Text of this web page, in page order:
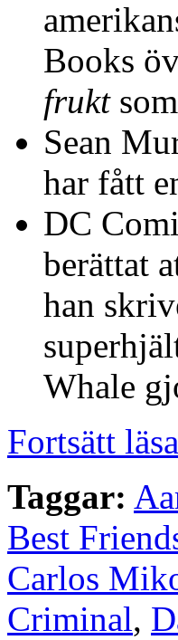
Books
frukt
Sean
har fått
DC
berättat
han
Whale
Fortsätt
Taggar:
Best
Carlos
Criminal,